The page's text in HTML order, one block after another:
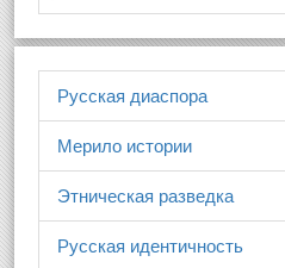
Русская диаспора
Мерило истории
Этническая разведка
Русская идентичность